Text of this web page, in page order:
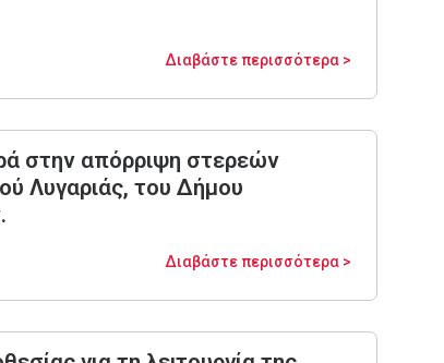
Διαβάστε περισσότερα >
στην απόρριψη στερεών
Λυγαριάς, του Δήμου
Διαβάστε περισσότερα >